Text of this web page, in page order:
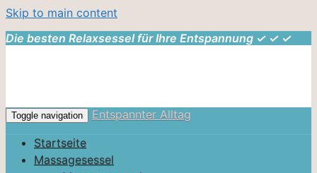
Skip to main content
Die besten Relaxsessel für Ihre Entspannung ✓ ✓ ✓
Toggle navigation
Entspannter Alltag
Startseite
Massagesessel